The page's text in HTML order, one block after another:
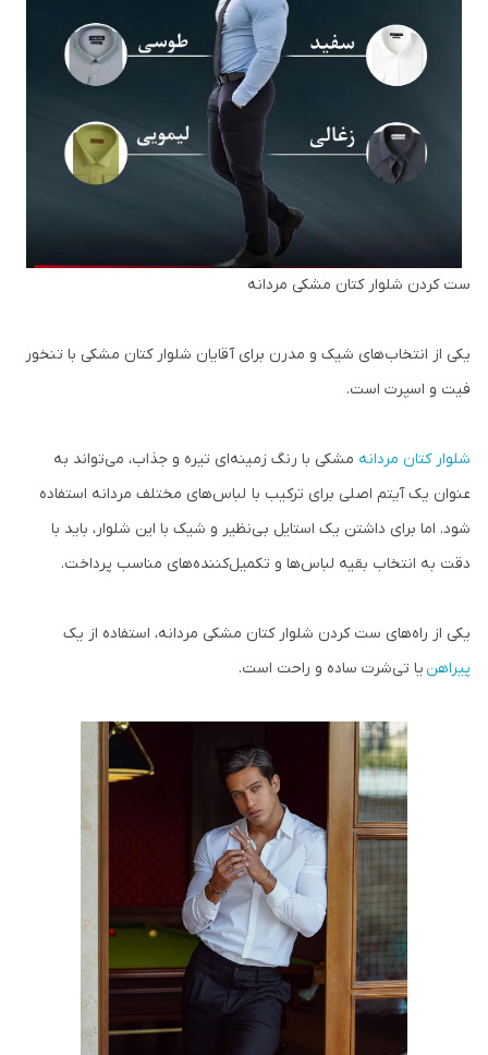
ست کردن شلوار کتان مشکی مردانه
یکی از انتخاب‌های شیک و مدرن برای آقایان شلوار کتان مشکی با تنخور
فیت و اسپرت است.
شلوار کتان مردانه مشکی با رنگ زمینه‌ای تیره و جذاب، می‌تواند به
عنوان یک آیتم اصلی برای ترکیب با لباس‌های مختلف مردانه استفاده
شود. اما برای داشتن یک استایل بی‌نظیر و شیک با این شلوار، باید با
دقت به انتخاب بقیه لباس‌ها و تکمیل‌کننده‌های مناسب پرداخت.
یکی از راه‌های ست کردن شلوار کتان مشکی مردانه، استفاده از یک
پیراهنیا تی‌شرت ساده و راحت است.